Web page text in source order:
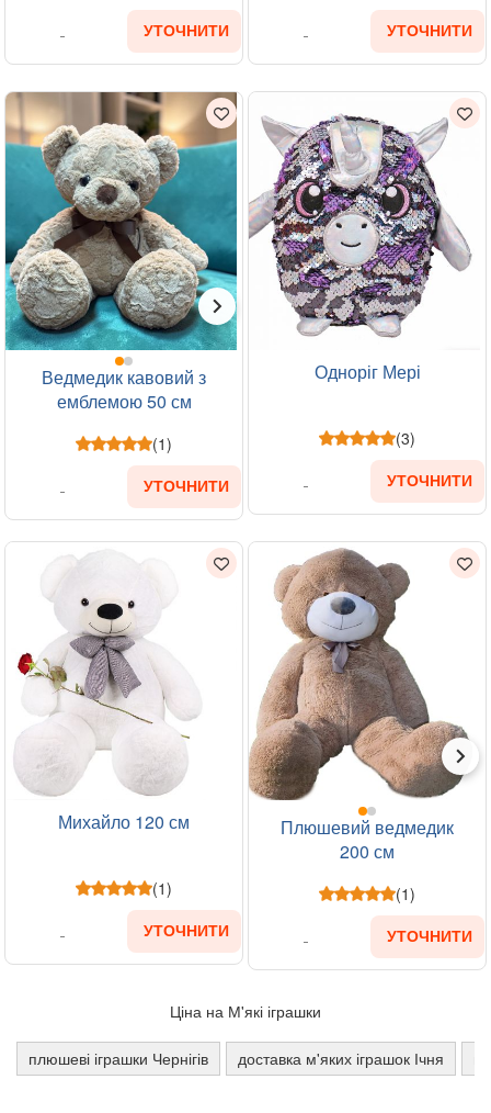
УТОЧНИТИ УТОЧНИТИ
Ведмедик кавовий з
емблемою 50 см
(1)
УТОЧНИТИ
Одноріг Мері
(3)
УТОЧНИТИ
Михайло 120 см
(1)
УТОЧНИТИ
Плюшевий ведмедик
200 см
(1)
УТОЧНИТИ
Ціна на М'які іграшки
плюшеві іграшки Чернігів доставка м'яких іграшок Ічня